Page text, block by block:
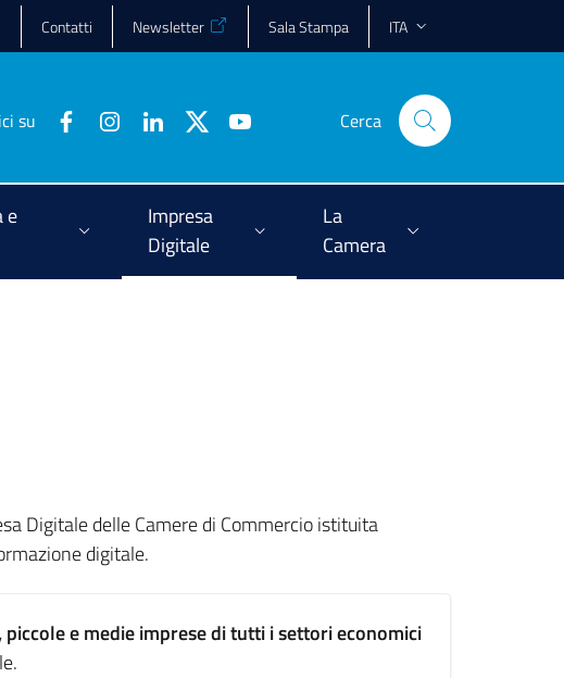
Contatti Newsletter Sala Stampa ITA
su Cerca
e
Impresa
Digitale
La
Camera
Digitale delle Camere di Commercio istituita
digitale.
e medie imprese di tutti i settori economici